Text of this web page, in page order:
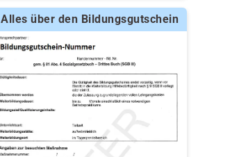
Alles über den Bildungsgutschein